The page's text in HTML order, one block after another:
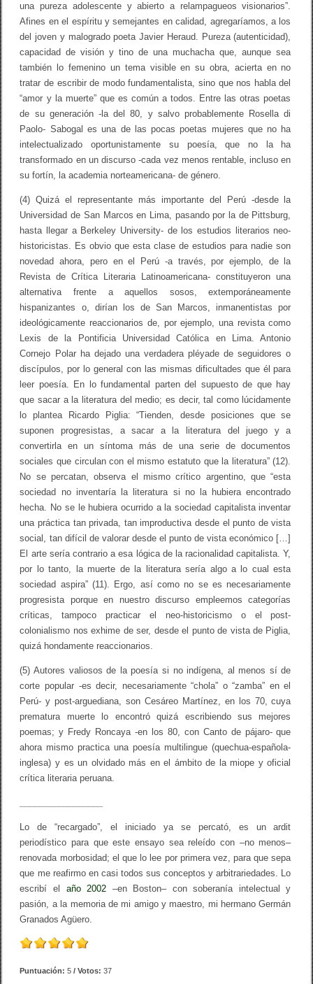
una pureza adolescente y abierto a relampagueos visionarios”.
Afines en el espíritu y semejantes en calidad, agregaríamos, a los
del joven y malogrado poeta Javier Heraud. Pureza (autenticidad),
capacidad de visión y tino de una muchacha que, aunque sea
también lo femenino un tema visible en su obra, acierta en no
tratar de escribir de modo fundamentalista, sino que nos habla del
“amor y la muerte” que es común a todos. Entre las otras poetas
de su generación -la del 80, y salvo probablemente Rosella di
Paolo- Sabogal es una de las pocas poetas mujeres que no ha
intelectualizado oportunistamente su poesía, que no la ha
transformado en un discurso -cada vez menos rentable, incluso en
su fortín, la academia norteamericana- de género.
(4) Quizá el representante más importante del Perú -desde la
Universidad de San Marcos en Lima, pasando por la de Pittsburg,
hasta llegar a Berkeley University- de los estudios literarios neo-
historicistas. Es obvio que esta clase de estudios para nadie son
novedad ahora, pero en el Perú -a través, por ejemplo, de la
Revista de Crítica Literaria Latinoamericana- constituyeron una
alternativa frente a aquellos sosos, extemporáneamente
hispanizantes o, dirían los de San Marcos, inmanentistas por
ideológicamente reaccionarios de, por ejemplo, una revista como
Lexis de la Pontificia Universidad Católica en Lima. Antonio
Cornejo Polar ha dejado una verdadera pléyade de seguidores o
discípulos, por lo general con las mismas dificultades que él para
leer poesía. En lo fundamental parten del supuesto de que hay
que sacar a la literatura del medio; es decir, tal como lúcidamente
lo plantea Ricardo Piglia: “Tienden, desde posiciones que se
suponen progresistas, a sacar a la literatura del juego y a
convertirla en un síntoma más de una serie de documentos
sociales que circulan con el mismo estatuto que la literatura” (12).
No se percatan, observa el mismo crítico argentino, que “esta
sociedad no inventaría la literatura si no la hubiera encontrado
hecha. No se le hubiera ocurrido a la sociedad capitalista inventar
una práctica tan privada, tan improductiva desde el punto de vista
social, tan difícil de valorar desde el punto de vista económico […]
El arte sería contrario a esa lógica de la racionalidad capitalista. Y,
por lo tanto, la muerte de la literatura sería algo a lo cual esta
sociedad aspira” (11). Ergo, así como no se es necesariamente
progresista porque en nuestro discurso empleemos categorías
críticas, tampoco practicar el neo-historicismo o el post-
colonialismo nos exhime de ser, desde el punto de vista de Piglia,
quizá hondamente reaccionarios.
(5) Autores valiosos de la poesía si no indígena, al menos sí de
corte popular -es decir, necesariamente “chola” o “zamba” en el
Perú- y post-arguediana, son Cesáreo Martínez, en los 70, cuya
prematura muerte lo encontró quizá escribiendo sus mejores
poemas; y Fredy Roncaya -en los 80, con Canto de pájaro- que
ahora mismo practica una poesía multilingue (quechua-española-
inglesa) y es un olvidado más en el ámbito de la miope y oficial
crítica literaria peruana.
Lo de “recargado”, el iniciado ya se percató, es un ardit
periodístico para que este ensayo sea releído con –no menos–
renovada morbosidad; el que lo lee por primera vez, para que sepa
que me reafirmo en casi todos sus conceptos y arbitrariedades. Lo
escribí el año 2002 –en Boston– con soberanía intelectual y
pasión, a la memoria de mi amigo y maestro, mi hermano Germán
Granados Agüero.
Puntuación:5 / Votos:37